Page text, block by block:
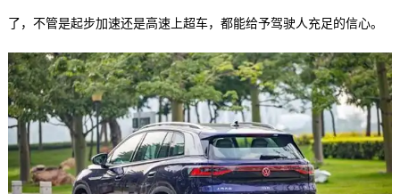
了，不管是起步加速还是高速上超车，都能给予驾驶人充足的信心。